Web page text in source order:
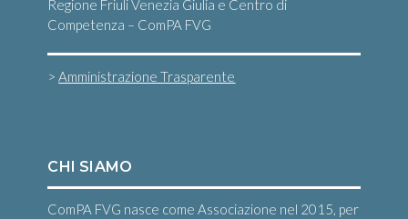
Regione Friuli Venezia Giulia e Centro di
Competenza – ComPA FVG
>Amministrazione Trasparente
CHI SIAMO
ComPA FVG nasce come Associazione nel 2015, per